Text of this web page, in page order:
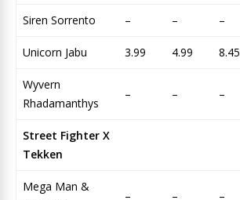
Siren Sorrento – – –
Unicorn Jabu 3.99 4.99 8.45
Wyvern
Rhadamanthys
– – –
Street Fighter X
Tekken
Mega Man &
– – –